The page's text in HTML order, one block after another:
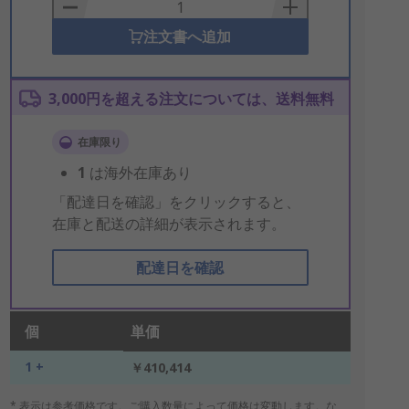
注文書へ追加
3,000円を超える注文については、送料無料
在庫限り
1 は海外在庫あり
「配達日を確認」をクリックすると、
在庫と配送の詳細が表示されます。
配達日を確認
個 単価
1 + ￥410,414
* 表示は参考価格です。ご購入数量によって価格は変動します。な